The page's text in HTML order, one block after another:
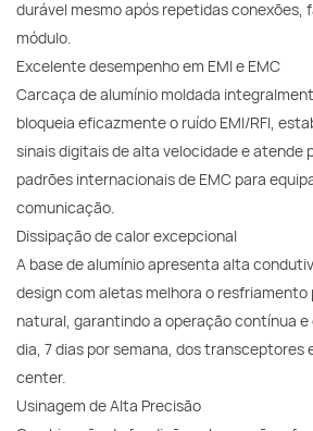
durável mesmo após repetidas conexões,
módulo.
Excelente desempenho em EMI e EMC
Carcaça de alumínio moldada
bloqueia eficazmente o ruído EMI/RFI,
sinais digitais de alta velocidade e atende
padrões internacionais de EMC para
comunicação.
Dissipação de calor excepcional
A base de alumínio apresenta alta
design com aletas melhora o
natural, garantindo a operação contínua
dia, 7 dias por semana, dos transceptores
center.
Usinagem de Alta Precisão